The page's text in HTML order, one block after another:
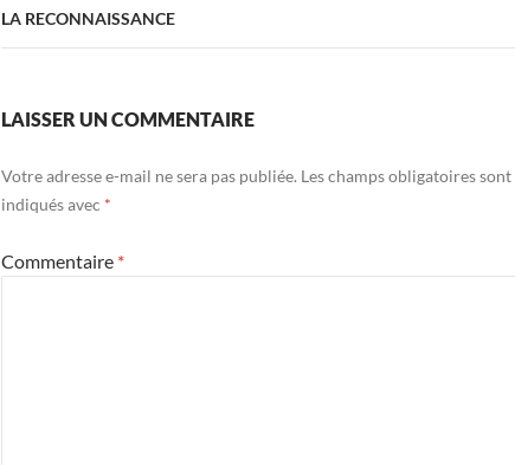
LA RECONNAISSANCE
LAISSER UN COMMENTAIRE
Votre adresse e-mail ne sera pas publiée. Les champs obligatoires sont
indiqués avec *
Commentaire *